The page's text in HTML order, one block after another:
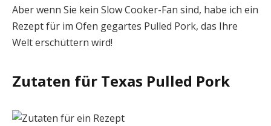
Aber wenn Sie kein Slow Cooker-Fan sind, habe ich ein
Rezept für im Ofen gegartes Pulled Pork, das Ihre
Welt erschüttern wird!
Zutaten für Texas Pulled Pork